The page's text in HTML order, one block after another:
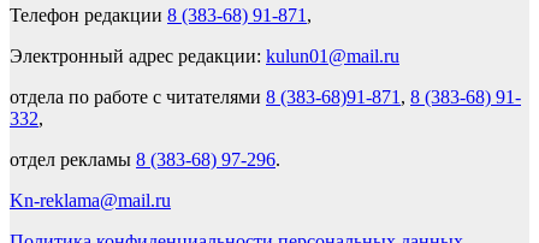
Телефон редакции 8 (383-68) 91-871 ,
Электронный адрес редакции: kulun01@mail.ru
отдела по работе с читателями 8 (383-68)91-871 , 8 (383-68) 91-
332,
отдел рекламы 8 (383-68) 97-296.
Kn-reklama@mail.ru